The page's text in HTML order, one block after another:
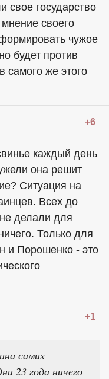
свое государство
своего
чужое
будет против
самого же этого
+6
каждый день
она решит
Ситуация на
Всех до
делали для
Только для
и Порошенко - это
+1
самих
23 года ничего